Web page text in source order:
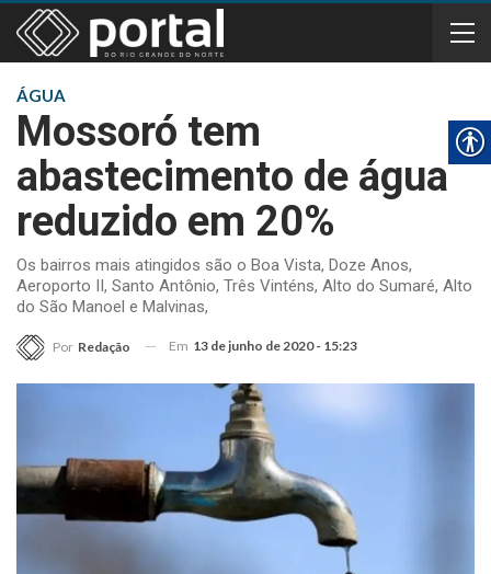
ÁGUA
Mossoró tem
abastecimento de água
reduzido em 20%
Os bairros mais atingidos são o Boa Vista, Doze Anos,
Aeroporto II, Santo Antônio, Três Vinténs, Alto do Sumaré, Alto
do São Manoel e Malvinas,
Por Redação Em 13 de junho de 2020 - 15:23